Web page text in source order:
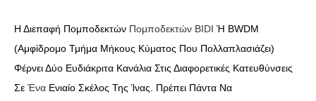
Η Διεπαφή Πομποδεκτών Πομποδεκτών BIDI Ή BWDM
(αμφίδρομο Τμήμα Μήκους Κύματος Που Πολλαπλασιάζει)
Φέρνει Δύο Ευδιάκριτα Κανάλια Στις Διαφορετικές Κατευθύνσεις
Σε Ένα Ενιαίο Σκέλος Της Ίνας. Πρέπει Πάντα Να